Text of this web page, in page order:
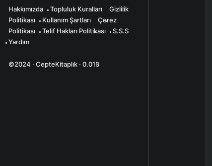
Hakkımızda Topluluk Kuralları
Gizlilik
Politikası
Kullanım Şartları
Çerez
Politikası
Telif Hakları Politikası
S.S.S
Yardım
©2024 · CepteKitaplık · 0.01ß